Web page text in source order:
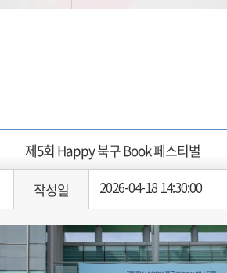
제5회 Happy 북구 Book 페스티벌
작성일 2026-04-18 14:30:00